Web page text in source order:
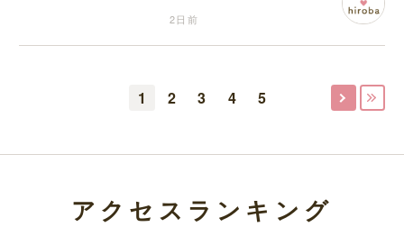
2日前
1 2 3 4 5
アクセスランキング